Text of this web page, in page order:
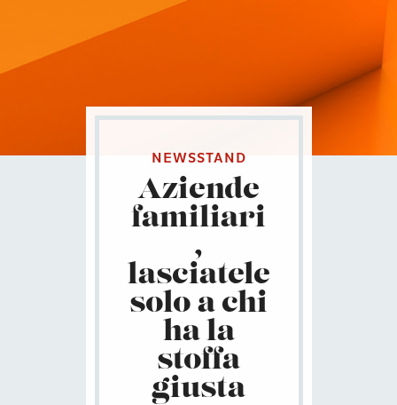
NEWSSTAND
Aziende
familiari
,
lasciatele
solo a chi
ha la
stoffa
giusta